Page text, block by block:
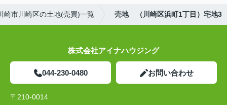
崎市川崎区の土地(売買)一覧 売地 （川崎区浜町1丁目）宅地3
株式会社アイナハウジング
044-230-0480 お問い合わせ
〒210-0014